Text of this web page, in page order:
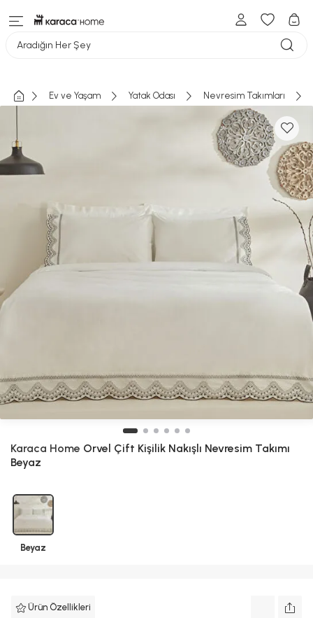
Aradığın Her Şey
Ev ve Yaşam Yatak Odası Nevresim Takımları
Karaca Home Orvel Çift Kişilik Nakışlı Nevresim Takımı
Beyaz
Beyaz
Ürün Özellikleri